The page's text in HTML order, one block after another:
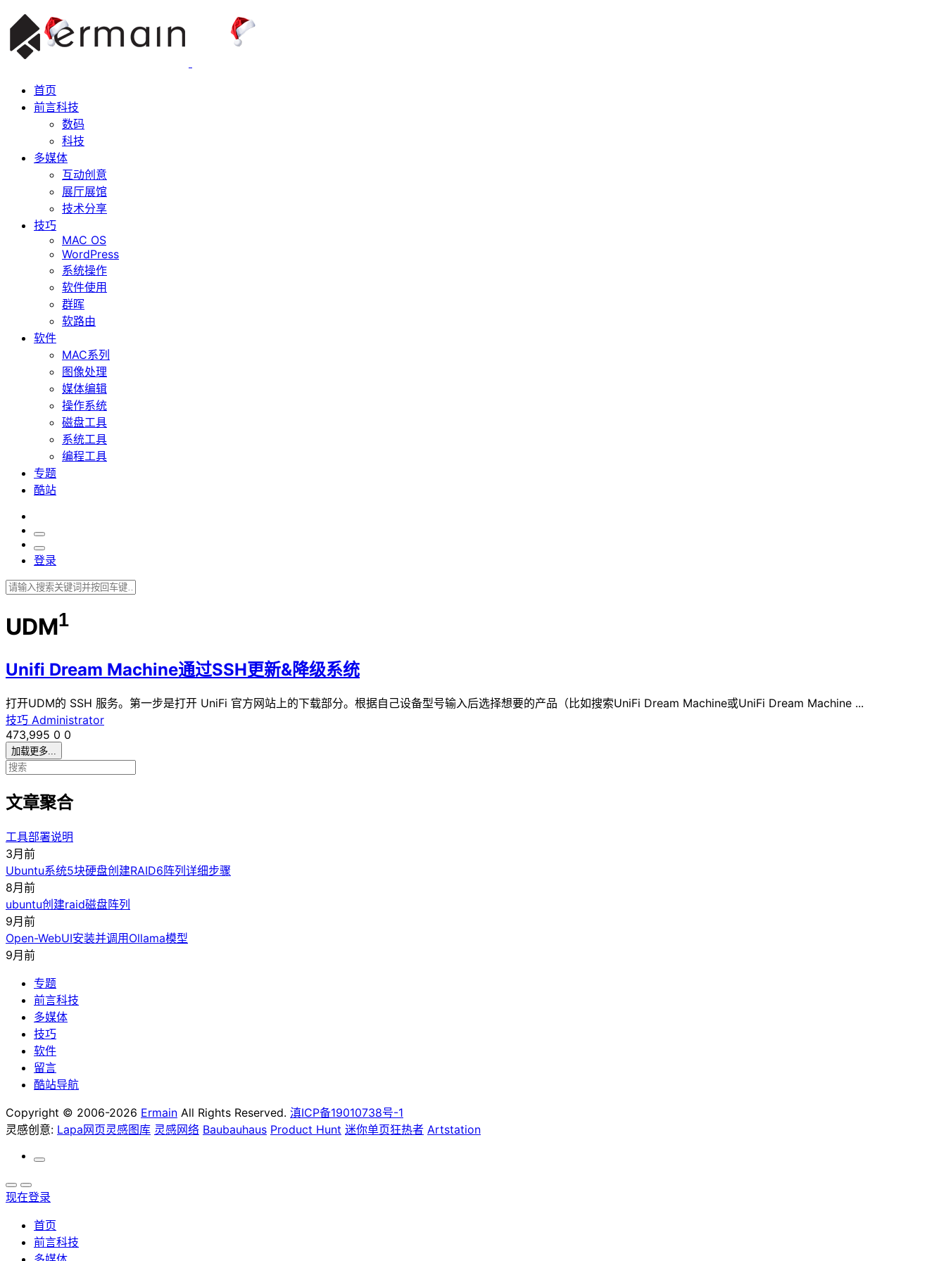
首页
前言科技
数码
科技
多媒体
互动创意
展厅展馆
技术分享
技巧
MAC OS
WordPress
系统操作
软件使用
群晖
软路由
软件
MAC系列
图像处理
媒体编辑
操作系统
磁盘工具
系统工具
编程工具
专题
酷站
登录
UDM1
Unifi Dream Machine通过SSH更新&降级系统
打开UDM的 SSH 服务。第一步是打开 UniFi 官方网站上的下载部分。根据自己设备型号输入后选择想要的产品（比如搜索UniFi Dream Machine或UniFi Dream Machine ...
技巧 Administrator
473,995 0 0
加载更多...
文章聚合
工具部署说明
3月前
Ubuntu系统5块硬盘创建RAID6阵列详细步骤
8月前
ubuntu创建raid磁盘阵列
9月前
Open-WebUI安装并调用Ollama模型
9月前
专题
前言科技
多媒体
技巧
软件
留言
酷站导航
Copyright © 2006-2026 Ermain All Rights Reserved. 滇ICP备19010738号-1
灵感创意: Lapa网页灵感图库 灵感网络 Baubauhaus Product Hunt 迷你单页狂热者 Artstation
现在登录
首页
前言科技